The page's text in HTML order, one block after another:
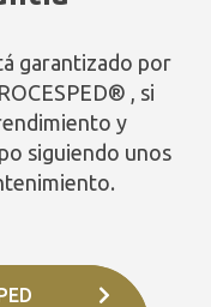
garantizado por
, si
y
siguiendo unos